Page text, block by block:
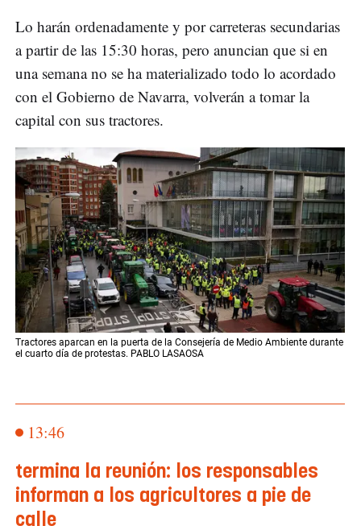
Lo harán ordenadamente y por carreteras secundarias
a partir de las 15:30 horas, pero anuncian que si en
una semana no se ha materializado todo lo acordado
con el Gobierno de Navarra, volverán a tomar la
capital con sus tractores.
Tractores aparcan en la puerta de la Consejería de Medio Ambiente durante
el cuarto día de protestas. PABLO LASAOSA
13:46
termina la reunión: los responsables
informan a los agricultores a pie de
calle